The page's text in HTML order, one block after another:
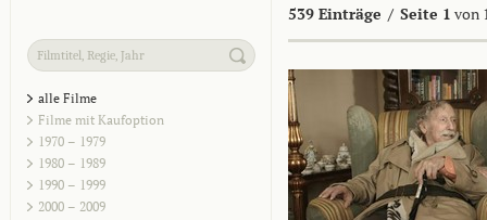
539 Einträge / Seite 1 von
alle Filme
Filme mit Kaufoption
1970 – 1979
1980 – 1989
1990 – 1999
2000 – 2009